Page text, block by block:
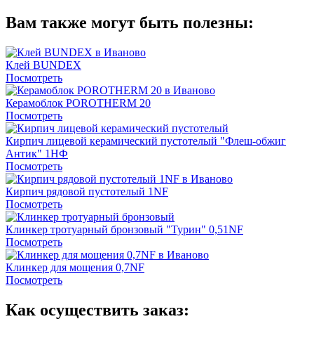
Вам также могут быть полезны:
Клей BUNDEX
Посмотреть
Керамоблок POROTHERM 20
Посмотреть
Кирпич лицевой керамический пустотелый "Флеш-обжиг
Антик" 1НФ
Посмотреть
Кирпич рядовой пустотелый 1NF
Посмотреть
Клинкер тротуарный бронзовый "Турин" 0,51NF
Посмотреть
Клинкер для мощения 0,7NF
Посмотреть
Как осуществить заказ: